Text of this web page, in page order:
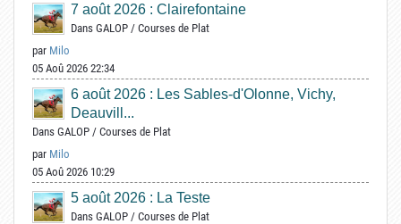
7 août 2026 : Clairefontaine
Dans GALOP / Courses de Plat
par Milo
05 Aoû 2026 22:34
6 août 2026 : Les Sables-d'Olonne, Vichy,
Deauvill...
Dans GALOP / Courses de Plat
par Milo
05 Aoû 2026 10:29
5 août 2026 : La Teste
Dans GALOP / Courses de Plat